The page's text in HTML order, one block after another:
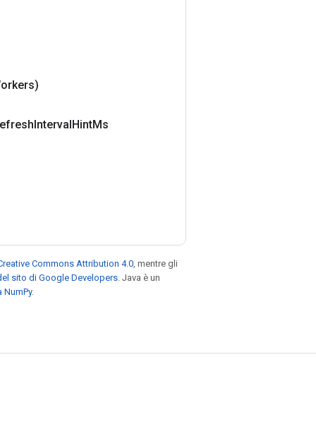
IntervalHintMs
Commons Attribution 4.0 , mentre gli
sito di Google Developers . Java è un
NumPy.